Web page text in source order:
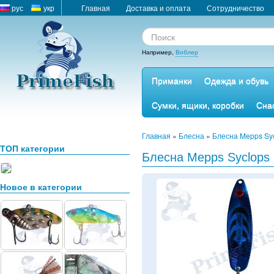
рус укр Главная Доставка и оплата Сотрудничество
Например, Воблер
Приманки
Одежда и обувь
Сумки, ящики, коробки
ТОП категории
Новое в категории
Главная » Блесна » Блесна Mepps
Блесна Mepps